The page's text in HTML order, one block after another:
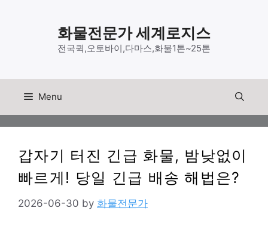
화물전문가 세계로지스
전국퀵,오토바이,다마스,화물1톤~25톤
Menu
갑자기 터진 긴급 화물, 밤낮없이
빠르게! 당일 긴급 배송 해법은?
2026-06-30 by 화물전문가